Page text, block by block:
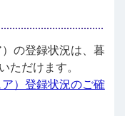
の登録状況は、暮
ただけます。
）登録状況のご確